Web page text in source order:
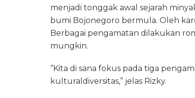
menjadi tonggak awal sejarah
bumi Bojonegoro bermula. Oleh
Berbagai pengamatan dilakukan
mungkin.
“Kita di sana fokus pada tiga
kulturaldiversitas,” jelas Rizky.